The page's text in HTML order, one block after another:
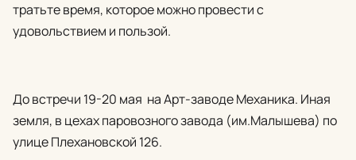
тратьте время, которое можно провести с
удовольствием и пользой.
До встречи 19-20 мая на Арт-заводе Механика. Иная
земля, в цехах паровозного завода (им.Малышева) по
улице Плехановской 126.